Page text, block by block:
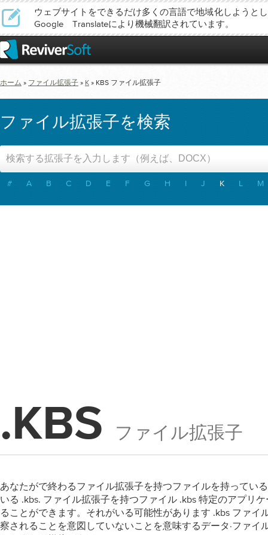
ウェブサイトをできるだけ多くの言語で地域化しようと
Google Translateにより機械翻訳されています。
ホーム » ファイル拡張子 » K » KBS ファイル拡張子
ファイル拡張子を検索
# A B C D E F G H I J K L M
.KBS ファイル拡張子
あなたがで終わるファイル拡張子を持つファイルを持ってい
いる .kbs. ファイル拡張子を持つファイル .kbs 特定のアプリ
ることができます。それがいる可能性があります .kbs ファイ
察されることを意図していないことを意味するデータ·ファイ